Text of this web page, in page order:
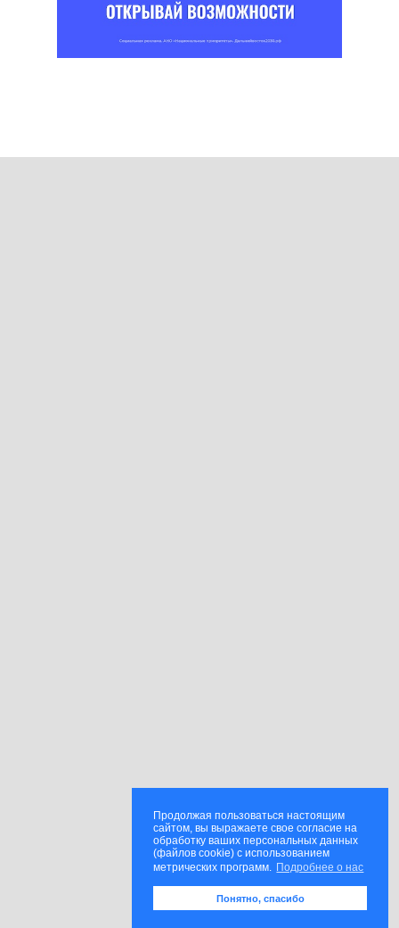
Продолжая пользоваться настоящим
сайтом, вы выражаете свое согласие на
обработку ваших персональных данных
(файлов cookie) с использованием
метрических программ. Подробнее о нас
Понятно, спасибо